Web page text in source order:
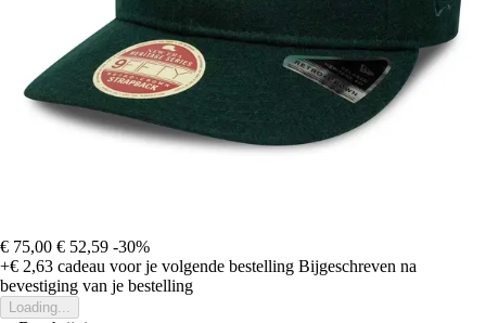
€ 75,00 € 52,59 -30%
+€ 2,63 cadeau voor je volgende bestelling Bijgeschreven na
bevestiging van je bestelling
Loading...